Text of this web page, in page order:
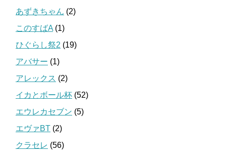
あずきちゃん (2)
このすばA (1)
ひぐらし祭2 (19)
アバサー (1)
アレックス (2)
イカとボール杯 (52)
エウレカセブン (5)
エヴァBT (2)
クラセレ (56)